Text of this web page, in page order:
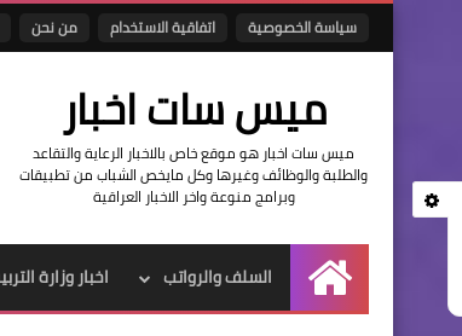
سياسة الخصوصية اتفاقية الاستخدام من نحن
ميس سات اخبار
ميس سات اخبار هو موقع خاص بالاخبار الرعاية والتقاعد
والطلبة والوظائف وغيرها وكل مايخص الشباب من تطبيقات
وبرامج منوعة واخر الاخبار العراقية
الرئيسية
السلف والرواتب اخبار وزارة